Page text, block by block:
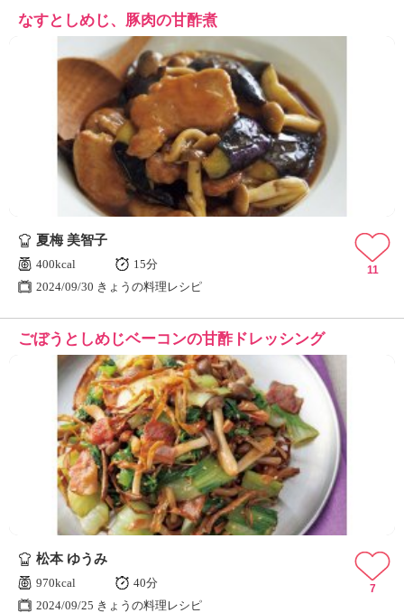
なすとしめじ、豚肉の甘酢煮
夏梅 美智子
400kcal
15分
2024/09/30 きょうの料理レシピ
11
ごぼうとしめじベーコンの甘酢ドレッシング
松本 ゆうみ
970kcal
40分
2024/09/25 きょうの料理レシピ
7